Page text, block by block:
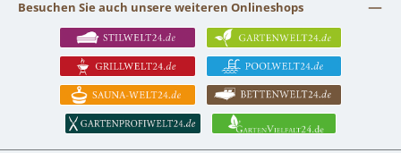
Besuchen Sie auch unsere weiteren Onlineshops